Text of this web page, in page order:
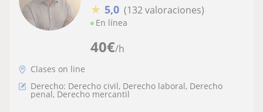
40€/h
★ 5,0 (132 valoraciones)
En línea
Clases on line
Derecho: Derecho civil, Derecho laboral, Derecho
penal, Derecho mercantil